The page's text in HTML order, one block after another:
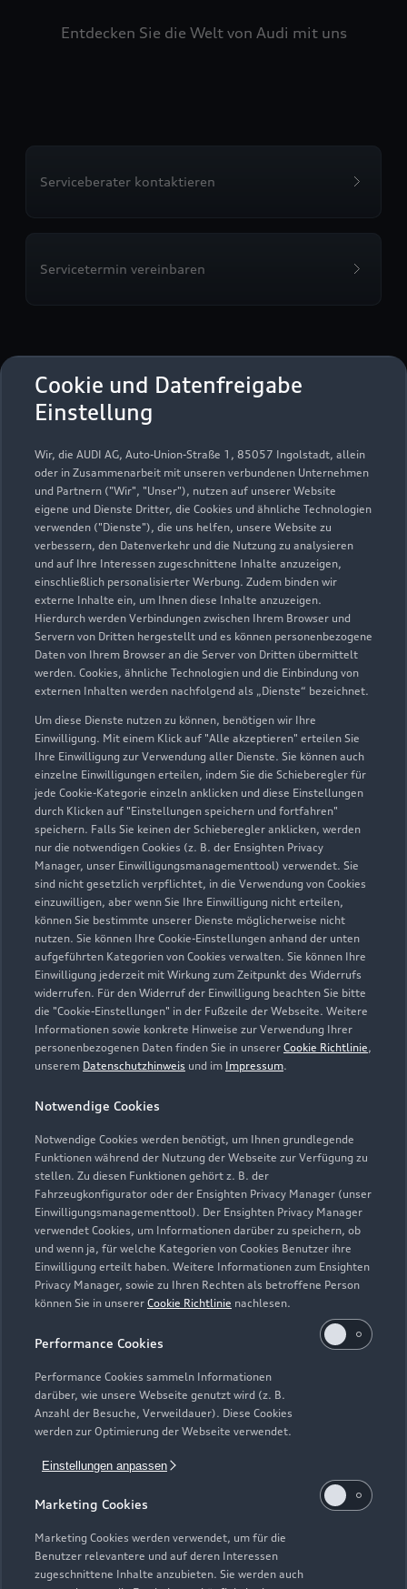
Cookie und Datenfreigabe
Einstellung
Wir, die AUDI AG, Auto-Union-Straße 1, 85057 Ingolstadt, allein
oder in Zusammenarbeit mit unseren verbundenen Unternehmen
und Partnern ("Wir", "Unser"), nutzen auf unserer Website
eigene und Dienste Dritter, die Cookies und ähnliche Technologien
verwenden ("Dienste"), die uns helfen, unsere Website zu
verbessern, den Datenverkehr und die Nutzung zu analysieren
und auf Ihre Interessen zugeschnittene Inhalte anzuzeigen,
einschließlich personalisierter Werbung. Zudem binden wir
externe Inhalte ein, um Ihnen diese Inhalte anzuzeigen.
Hierdurch werden Verbindungen zwischen Ihrem Browser und
Servern von Dritten hergestellt und es können personenbezogene
Daten von Ihrem Browser an die Server von Dritten übermittelt
werden. Cookies, ähnliche Technologien und die Einbindung von
externen Inhalten werden nachfolgend als „Dienste“ bezeichnet.
Um diese Dienste nutzen zu können, benötigen wir Ihre
Einwilligung. Mit einem Klick auf "Alle akzeptieren" erteilen Sie
Ihre Einwilligung zur Verwendung aller Dienste. Sie können auch
einzelne Einwilligungen erteilen, indem Sie die Schieberegler für
jede Cookie-Kategorie einzeln anklicken und diese Einstellungen
durch Klicken auf "Einstellungen speichern und fortfahren"
speichern. Falls Sie keinen der Schieberegler anklicken, werden
nur die notwendigen Cookies (z. B. der Ensighten Privacy
Manager, unser Einwilligungsmanagementtool) verwendet. Sie
sind nicht gesetzlich verpflichtet, in die Verwendung von Cookies
einzuwilligen, aber wenn Sie Ihre Einwilligung nicht erteilen,
können Sie bestimmte unserer Dienste möglicherweise nicht
nutzen. Sie können Ihre Cookie-Einstellungen anhand der unten
aufgeführten Kategorien von Cookies verwalten. Sie können Ihre
Einwilligung jederzeit mit Wirkung zum Zeitpunkt des Widerrufs
widerrufen. Für den Widerruf der Einwilligung beachten Sie bitte
die "Cookie-Einstellungen" in der Fußzeile der Webseite. Weitere
Informationen sowie konkrete Hinweise zur Verwendung Ihrer
personenbezogenen Daten finden Sie in unserer Cookie Richtlinie,
unserem Datenschutzhinweis und im Impressum.
Notwendige Cookies
Notwendige Cookies werden benötigt, um Ihnen grundlegende
Funktionen während der Nutzung der Webseite zur Verfügung zu
stellen. Zu diesen Funktionen gehört z. B. der
Fahrzeugkonfigurator oder der Ensighten Privacy Manager (unser
Einwilligungsmanagementtool). Der Ensighten Privacy Manager
verwendet Cookies, um Informationen darüber zu speichern, ob
und wenn ja, für welche Kategorien von Cookies Benutzer ihre
Einwilligung erteilt haben. Weitere Informationen zum Ensighten
Privacy Manager, sowie zu Ihren Rechten als betroffene Person
können Sie in unserer Cookie Richtlinie nachlesen.
Performance Cookies
Performance Cookies sammeln Informationen
darüber, wie unsere Webseite genutzt wird (z. B.
Anzahl der Besuche, Verweildauer). Diese Cookies
werden zur Optimierung der Webseite verwendet.
Einstellungen anpassen
Marketing Cookies
Marketing Cookies werden verwendet, um für die
Benutzer relevantere und auf deren Interessen
zugeschnittene Inhalte anzubieten. Sie werden auch
Entdecken Sie die Welt von Audi mit uns
Serviceberater kontaktieren
Servicetermin vereinbaren
Autohaus Klaus Piontek
GmbH Berlin Rudow
Waltersdorfer Chaussee 18-20
12355 Berlin
030 6097070
info@autohaus-piontek.de
Kontaktdaten herunterladen
Öffnungszeiten
Service
Geschlossen,öffnet amFreitag 07:30
Teile- & Zubehörverkauf
Geschlossen,öffnet am Freitag 07:30
Zurück nach oben
Modelle
Elektromodelle
Plug-in-Hybride
Neuwagensuche
Gebrauchtwagensuche
Geschäftskunden
Service & Zubehör
Saisonale Angebote
Audi Services
Garantie
Audi digital services
myAudi
Support
Audi Code
Über Audi
Unternehmen
Karriere